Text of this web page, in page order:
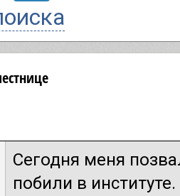
Сегодня меня
побили в